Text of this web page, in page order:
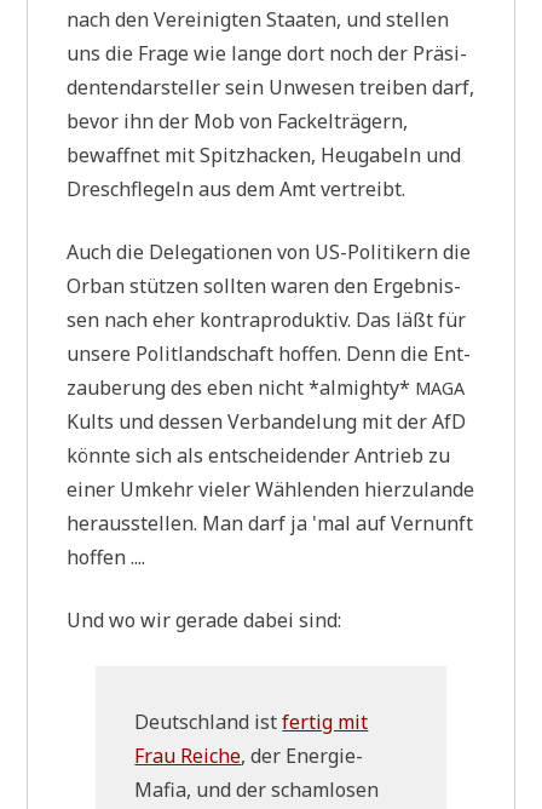
nach den Ver­ei­nig­ten Staa­ten, und stel­len
uns die Fra­ge wie lan­ge dort noch der Prä­si­
den­ten­dar­stel­ler sein Unwe­sen trei­ben darf,
bevor ihn der Mob von Fackel­trä­gern,
bewaff­net mit Spitz­hacken, Heu­ga­beln und
Dresch­fle­geln aus dem Amt vertreibt.
Auch die Dele­ga­tio­nen von US-Poli­ti­kern die
Orban stüt­zen soll­ten waren den Ergeb­nis­
sen nach eher kon­tra­pro­duk­tiv. Das läßt für
unse­re Polit­land­schaft hof­fen. Denn die Ent­
zau­be­rung des eben nicht *almigh­ty* MAGA
Kults und des­sen Ver­ban­de­lung mit der AfD
könn­te sich als ent­schei­den­der Antrieb zu
einer Umkehr vie­ler Wäh­len­den hier­zu­lan­de
her­aus­stel­len. Man darf ja 'mal auf Ver­nunft
hoffen ....
Und wo wir gera­de dabei sind:
Deutsch­land istfer­tig mit
Frau Rei­che, der Ener­gie-
Mafia, und der scham­lo­sen